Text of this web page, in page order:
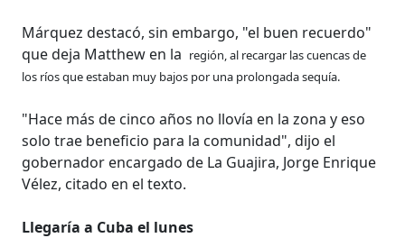
Márquez destacó, sin embargo, "el buen recuerdo"
que deja Matthew en la región, al recargar las cuencas de
los ríos que estaban muy bajos por una prolongada sequía.
"Hace más de cinco años no llovía en la zona y eso
solo trae beneficio para la comunidad", dijo el
gobernador encargado de La Guajira, Jorge Enrique
Vélez, citado en el texto.
Llegaría a Cuba el lunes